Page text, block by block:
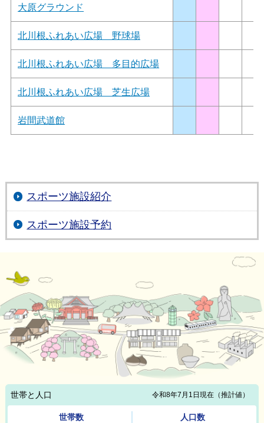
大原グラウンド
北川根ふれあい広場 野球場
北川根ふれあい広場 多目的広場
北川根ふれあい広場 芝生広場
岩間武道館
スポーツ施設紹介
スポーツ施設予約